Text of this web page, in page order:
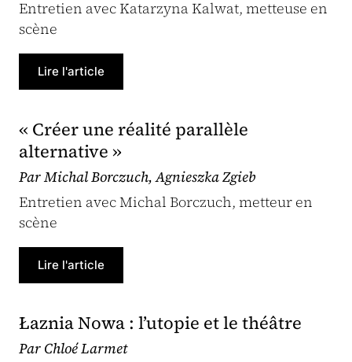
Entretien avec Katarzyna Kalwat, metteuse en
scène
Lire l'article
« Créer une réalité parallèle
alternative »
Par Michal Borczuch, Agnieszka Zgieb
Entretien avec Michal Borczuch, metteur en
scène
Lire l'article
Łaznia Nowa : l’utopie et le théâtre
Par Chloé Larmet